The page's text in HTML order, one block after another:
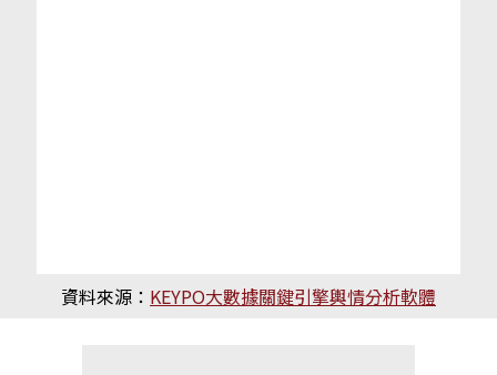
資料來源： KEYPO大數據關鍵引擎輿情分析軟體